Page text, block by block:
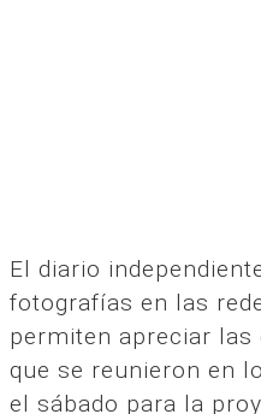
El diario
fotografías en las
permiten apreciar las
que se reunieron en
el sábado para la